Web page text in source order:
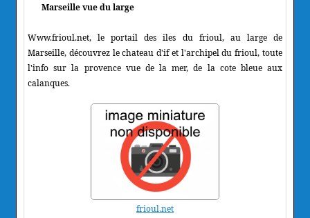
Marseille vue du large
Www.frioul.net, le portail des iles du frioul, au large de
Marseille, découvrez le chateau d'if et l'archipel du frioul, toute
l'info sur la provence vue de la mer, de la cote bleue aux
calanques.
frioul.net